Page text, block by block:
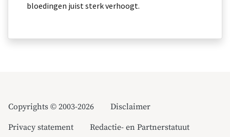
bloedingen juist sterk verhoogt.
Copyrights © 2003-2026
Disclaimer
Privacy statement
Redactie- en Partnerstatuut